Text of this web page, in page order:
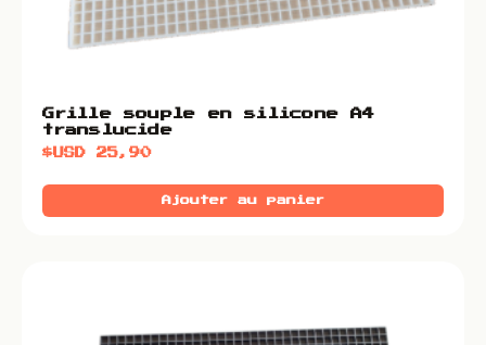
Grille souple en silicone A4
translucide
$USD25,90
Ajouter au panier